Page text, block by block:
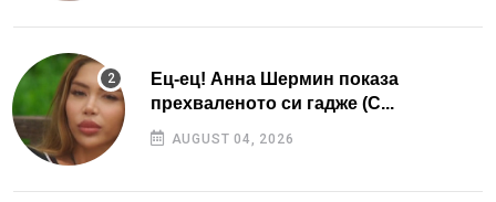
Ец-ец! Анна Шермин показа
прехваленото си гадже (С...
AUGUST 04, 2026